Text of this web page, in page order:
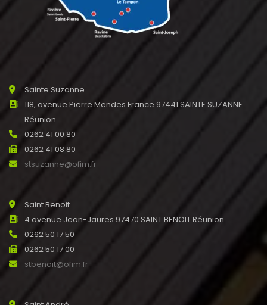
Sainte Suzanne
118, avenue Pierre Mendes France 97441 SAINTE SUZANNE
Réunion
0262 41 00 80
0262 41 08 80
stsuzanne@ofim.fr
Saint Benoit
4 avenue Jean-Jaures 97470 SAINT BENOIT Réunion
0262 50 17 50
0262 50 17 00
stbenoit@ofim.fr